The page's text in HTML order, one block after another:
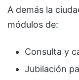
A demás la
módulos de:
Consulta y
Jubilación